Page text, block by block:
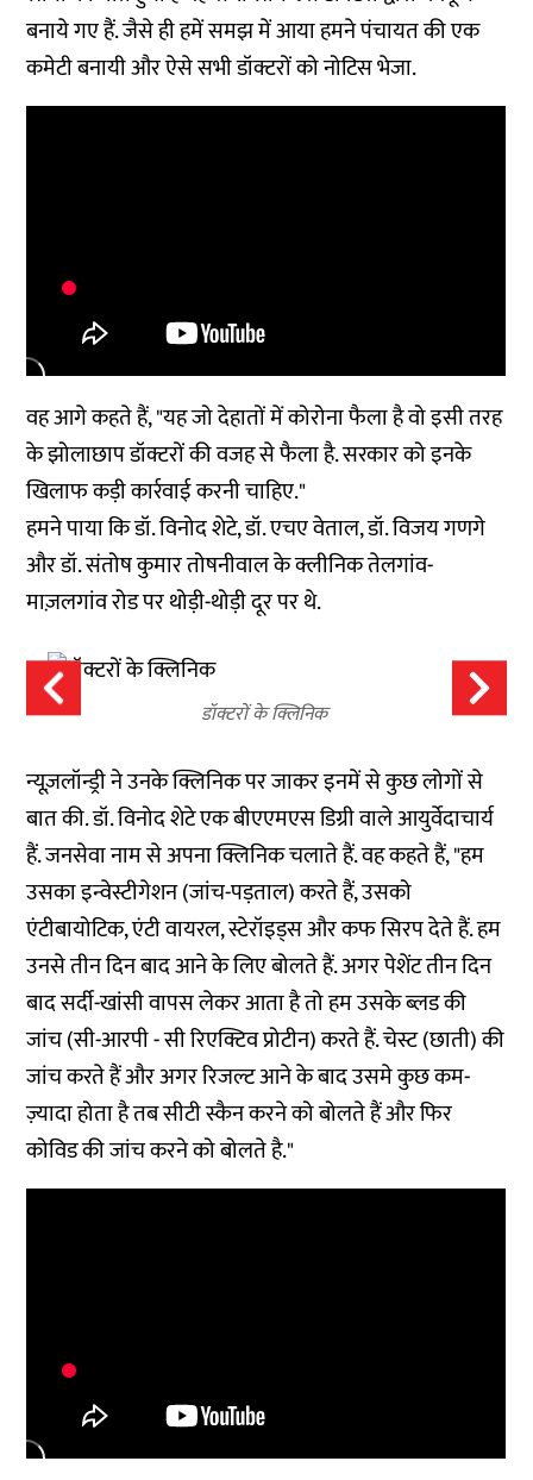
बनाये गए हैं. जैसे ही हमें समझ में आया हमने पंचायत की एक
कमेटी बनायी और ऐसे सभी डॉक्टरों को नोटिस भेजा.
वह आगे कहते हैं, "यह जो देहातों में कोरोना फैला है वो इसी तरह
के झोलाछाप डॉक्टरों की वजह से फैला है. सरकार को इनके
खिलाफ कड़ी कार्रवाई करनी चाहिए."
हमने पाया कि डॉ. विनोद शेटे, डॉ. एचए वेताल, डॉ. विजय गणगे
और डॉ. संतोष कुमार तोषनीवाल के क्लीनिक तेलगांव-
माज़लगांव रोड पर थोड़ी-थोड़ी दूर पर थे.
डॉक्टरों के क्लिनिक
न्यूज़लॉन्ड्री ने उनके क्लिनिक पर जाकर इनमें से कुछ लोगों से
बात की. डॉ. विनोद शेटे एक बीएएमएस डिग्री वाले आयुर्वेदाचार्य
हैं. जनसेवा नाम से अपना क्लिनिक चलाते हैं. वह कहते हैं, "हम
उसका इन्वेस्टीगेशन (जांच-पड़ताल) करते हैं, उसको
एंटीबायोटिक, एंटी वायरल, स्टेरॉइड्स और कफ सिरप देते हैं. हम
उनसे तीन दिन बाद आने के लिए बोलते हैं. अगर पेशेंट तीन दिन
बाद सर्दी-खांसी वापस लेकर आता है तो हम उसके ब्लड की
जांच (सी-आरपी - सी रिएक्टिव प्रोटीन) करते हैं. चेस्ट (छाती) की
जांच करते हैं और अगर रिजल्ट आने के बाद उसमे कुछ कम-
ज़्यादा होता है तब सीटी स्कैन करने को बोलते हैं और फिर
कोविड की जांच करने को बोलते है."